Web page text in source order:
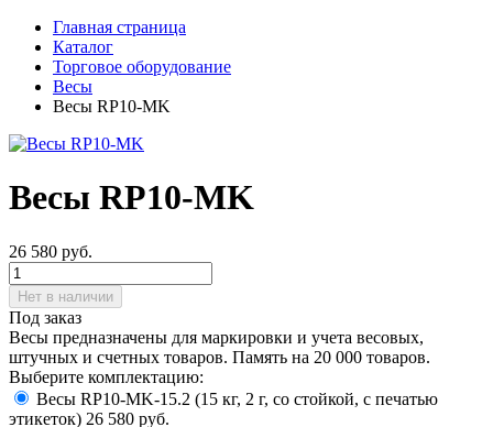
Главная страница
Каталог
Торговое оборудование
Весы
Весы RP10-MK
Весы RP10-MK
26 580 руб.
Нет в наличии
Под заказ
Весы предназначены для маркировки и учета весовых,
штучных и счетных товаров. Память на 20 000 товаров.
Выберите комплектацию:
Весы RP10-MK-15.2 (15 кг, 2 г, со стойкой, с печатью
этикеток) 26 580 руб.